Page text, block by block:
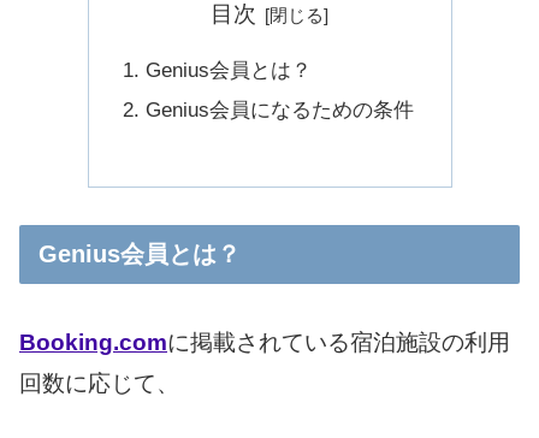
目次
Genius会員とは？
Genius会員になるための条件
Genius会員とは？
Booking.comに掲載されている宿泊施設の利用
回数に応じて、